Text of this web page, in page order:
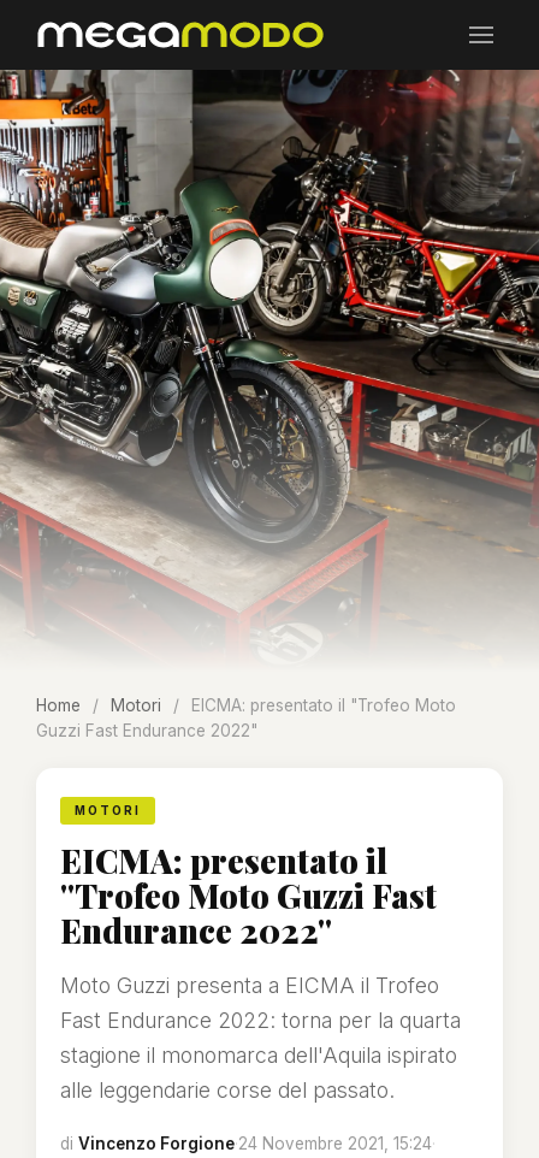
Home / Motori /
EICMA: presentato il "Trofeo Moto
Guzzi Fast Endurance 2022"
MOTORI
EICMA: presentato il
"Trofeo Moto Guzzi Fast
Endurance 2022"
Moto Guzzi presenta a EICMA il Trofeo
Fast Endurance 2022: torna per la quarta
stagione il monomarca dell'Aquila ispirato
alle leggendarie corse del passato.
di Vincenzo Forgione·24 Novembre 2021, 15:24·